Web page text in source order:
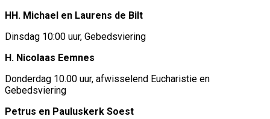
HH. Michael en Laurens de Bilt
Dinsdag 10:00 uur, Gebedsviering
H. Nicolaas Eemnes
Donderdag 10.00 uur, afwisselend Eucharistie en
Gebedsviering
Petrus en Pauluskerk Soest